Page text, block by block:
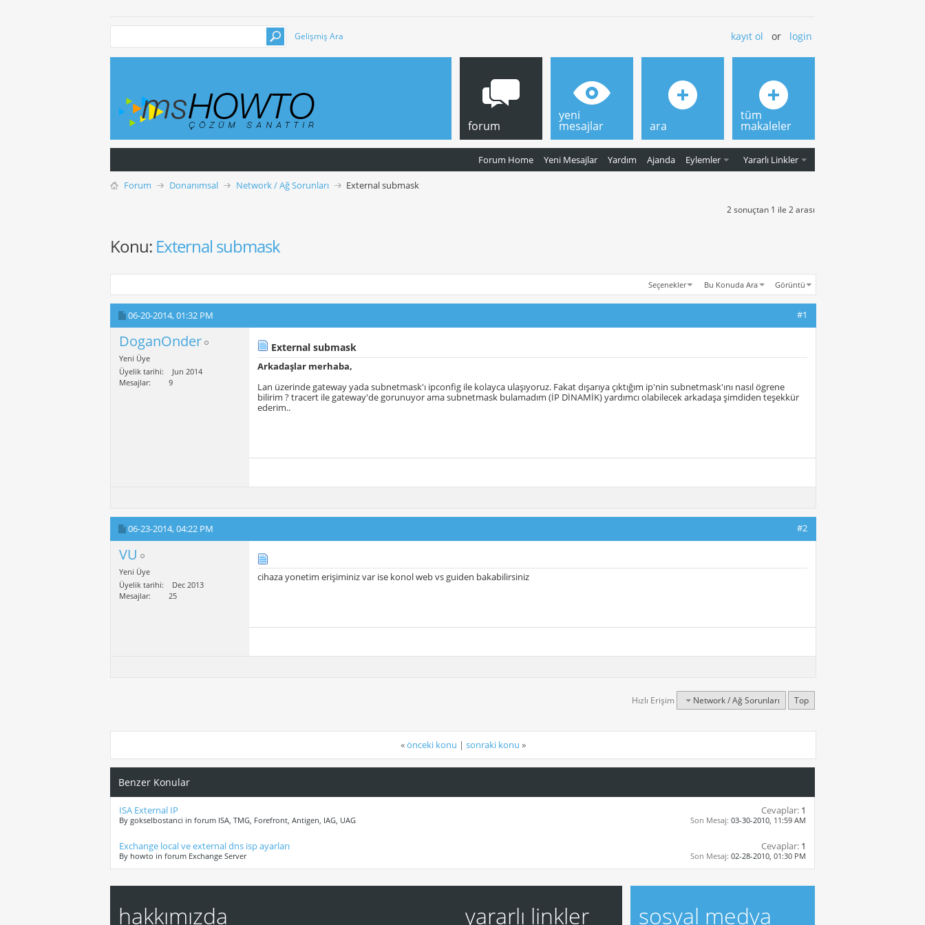
Gelişmiş Ara kayıt ol or login
forum
Forum Home Yeni Mesajlar Yardım Ajanda Eylemler Yararlı Linkler
yeni
mesajlar ara
tüm
makaleler
Forum Donanımsal Network / Ağ Sorunları External submask
2 sonuçtan 1 ile 2 arası
Konu: External submask
Seçenekler Bu Konuda Ara Görüntü
06-20-2014,01:32 PM #1
DoganOnder
Yeni Üye
Üyelik tarihi
Jun 2014
Mesajlar
9
External submask
Arkadaşlar merhaba,
Lan üzerinde gateway yada subnetmask'ı ipconfig ile kolayca ulaşıyoruz. Fakat dışarıya çıktığım ip'nin subnetmask'ını nasıl ögrene
bilirim ? tracert ile gateway'de gorunuyor ama subnetmask bulamadım (İP DİNAMİK) yardımcı olabilecek arkadaşa şimdiden teşekkür
ederim..
06-23-2014,04:22 PM #2
VU
Yeni Üye
Üyelik tarihi
Dec 2013
Mesajlar
25
cihaza yonetim erişiminiz var ise konol web vs guiden bakabilirsiniz
Hızlı Erişim Network / Ağ Sorunları Top
«önceki konu | sonraki konu »
Benzer Konular
ISA External IP
By gokselbostanci in forum ISA, TMG, Forefront, Antigen, IAG, UAG
Cevaplar: 1
Son Mesaj: 03-30-2010, 11:59 AM
Exchange local ve external dns isp ayarları
By howto in forum Exchange Server
Cevaplar: 1
Son Mesaj: 02-28-2010, 01:30 PM
hakkımızda yararlı linkler sosyal medya